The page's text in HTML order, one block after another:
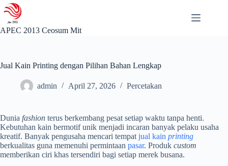
Skip
to
content
APEC 2013 Ceosum Mit
Jual Kain Printing dengan Pilihan Bahan Lengkap
admin April 27, 2026 Percetakan
Dunia fashion terus berkembang pesat setiap waktu tanpa henti.
Kebutuhan kain bermotif unik menjadi incaran banyak pelaku usaha
kreatif. Banyak pengusaha mencari tempat jual kain printing
berkualitas guna memenuhi permintaan pasar. Produk custom
memberikan ciri khas tersendiri bagi setiap merek busana.